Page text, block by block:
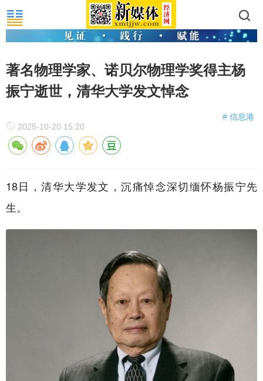
著名物理学家、诺贝尔物理学奖得主杨
振宁逝世，清华大学发文悼念
# 信息港
2025-10-20 15:20
18日，清华大学发文，沉痛悼念深切缅怀杨振宁先
生。